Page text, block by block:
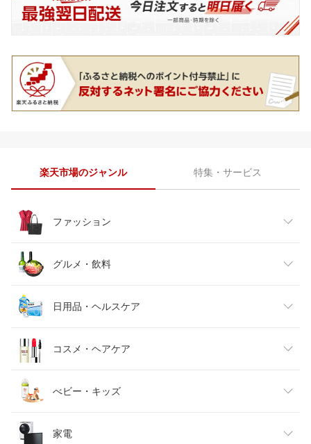
楽天市場のジャンル 特集・サービス
ファッション
レディースファッション
メンズファッション
キッズファッション
ベビーファッション
インナー・下着・ナイトウェア
グルメ・飲料
食品
スイーツ・お菓子
水・ソフトドリンク
ビール・洋酒
日用品・ヘルスケア
日用品雑貨・文房具・手芸
ダイエット・健康
医薬品・コンタクト・介護
コスメ・ヘアケア
美容・コスメ・香水
べビー・キッズ
キッズ・ベビー・マタニティ
家電